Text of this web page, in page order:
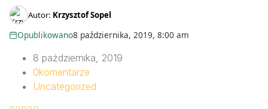
Autor: Krzysztof Sopel
Opublikowano8 października, 2019, 8:00 am
8 października, 2019
0komentarze
Uncategorized